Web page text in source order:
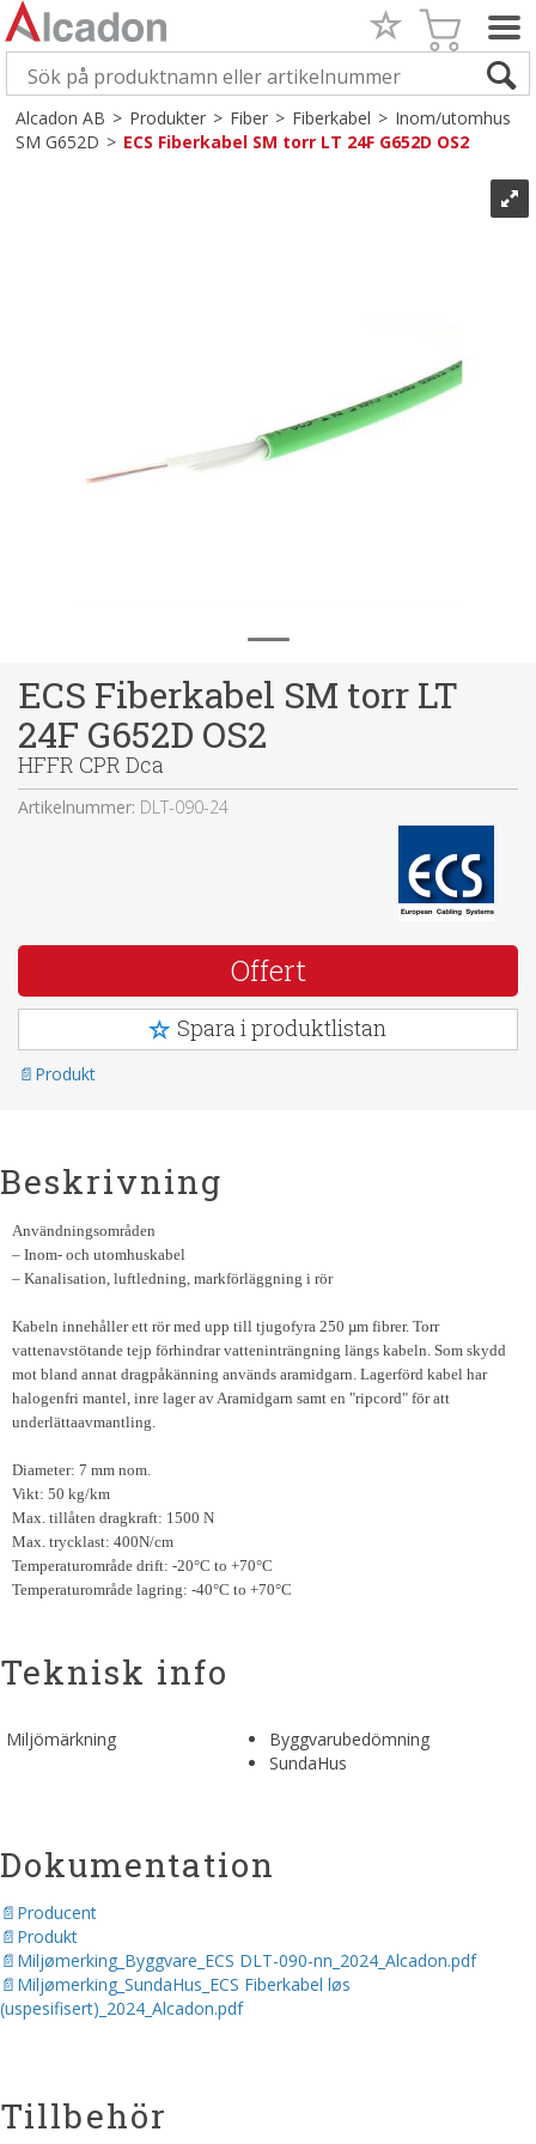
Alcadon AB>Produkter>Fiber>Fiberkabel>Inom/utomhus
SM G652D>ECS Fiberkabel SM torr LT 24F G652D OS2
ECS Fiberkabel SM torr LT
24F G652D OS2
HFFR CPR Dca
Artikelnummer: DLT-090-24
Offert
Spara i produktlistan
Produkt
Beskrivning
Användningsområden
– Inom- och utomhuskabel
– Kanalisation, luftledning, markförläggning i rör
Kabeln innehåller ett rör med upp till tjugofyra 250 µm fibrer. Torr
vattenavstötande tejp förhindrar vatteninträngning längs kabeln. Som skydd
mot bland annat dragpåkänning används aramidgarn. Lagerförd kabel har
halogenfri mantel, inre lager av Aramidgarn samt en "ripcord" för att
underlättaavmantling.
Diameter: 7 mm nom.
Vikt: 50 kg/km
Max. tillåten dragkraft: 1500 N
Max. trycklast: 400N/cm
Temperaturområde drift: -20°C to +70°C
Temperaturområde lagring: -40°C to +70°C
Teknisk info
Miljömärkning
Byggvarubedömning
SundaHus
Dokumentation
Producent
Produkt
Miljømerking_Byggvare_ECS DLT-090-nn_2024_Alcadon.pdf
Miljømerking_SundaHus_ECS Fiberkabel løs
(uspesifisert)_2024_Alcadon.pdf
Tillbehör